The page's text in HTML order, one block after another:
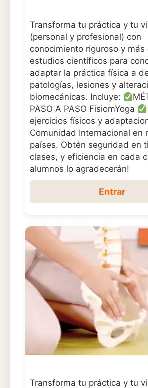
Transforma tu práctica y tu
(personal y profesional) con
conocimiento riguroso y
estudios científicos para
adaptar la práctica física a
patologías, lesiones y
biomecánicas. Incluye:
PASO A PASO FisiomYoga
ejercicios físicos y
Comunidad Internacional en
países. Obtén seguridad en
clases, y eficiencia en cada
alumnos lo agradecerán!
Entrar
Transforma tu práctica y tu